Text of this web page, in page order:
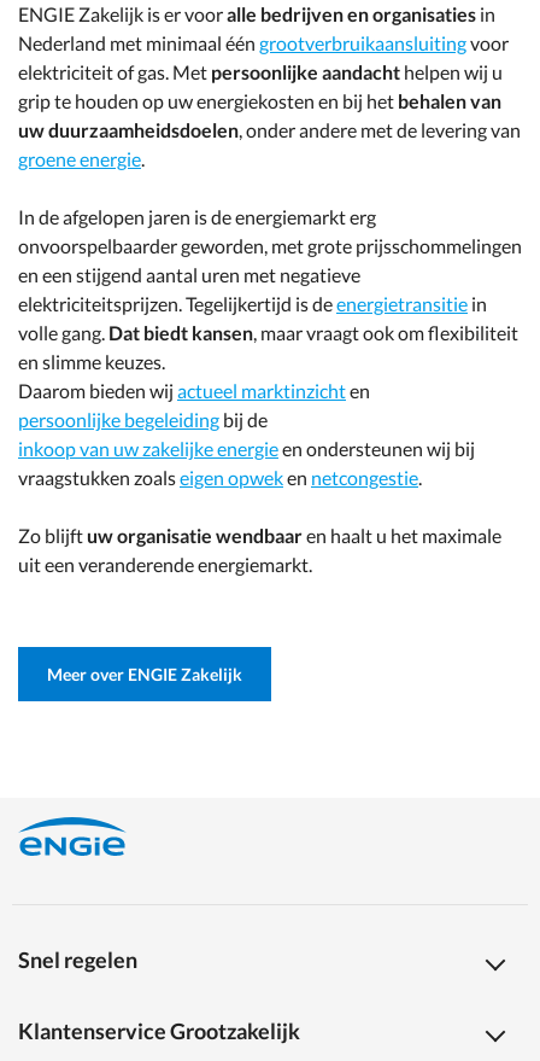
ENGIE Zakelijk is er vooralle bedrijven en organisaties in
Nederland met minimaal één grootverbruikaansluitingvoor
elektriciteit of gas. Met persoonlijke aandacht helpen wij u
grip te houden op uw energiekosten en bij het behalen van
uw duurzaamheidsdoelen, onder andere met de levering van
groene energie.
In de afgelopen jaren is de energiemarkt erg
onvoorspelbaarder geworden, met grote prijsschommelingen
en een stijgend aantal uren met negatieve
elektriciteitsprijzen. Tegelijkertijd is deenergietransitie in
volle gang. Dat biedt kansen, maar vraagt ook om flexibiliteit
en slimme keuzes.
Daarom bieden wij actueel marktinzichten
persoonlijke begeleiding bij de
inkoop van uw zakelijke energieen ondersteunen wij bij
vraagstukken zoalseigen opweken netcongestie.
Zo blijftuw organisatie wendbaaren haalt u het maximale
uit een veranderende energiemarkt.
Meer over ENGIE Zakelijk
Snel regelen
Klantenservice Grootzakelijk